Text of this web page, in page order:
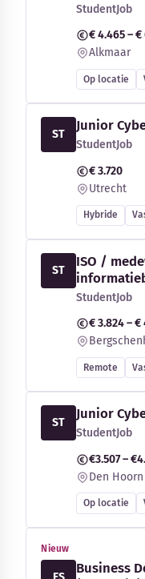
StudentJob
€ 4.465 – €
Alkmaar
Op locatie
ST
Junior
StudentJob
€ 3.720
Utrecht
Hybride
ST
ISO /
StudentJob
€ 3.824 – €
Remote
ST
Junior
StudentJob
€3.507 –
Den Hoorn
Op locatie
Nieuw
Business